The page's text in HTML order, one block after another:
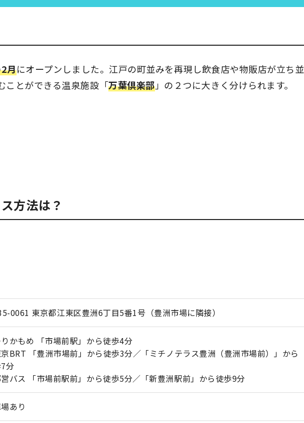
月にオープンしました。江戸の町並みを再現し飲食店や物販店が立ち並
ことができる温泉施設「万葉倶楽部」の２つに大きく分けられます。
方法は？
0061 東京都江東区豊洲6丁目5番1号（豊洲市場に隣接）
りかもめ 「市場前駅」から徒歩4分
京BRT 「豊洲市場前」から徒歩3分／「ミチノテラス豊洲（豊洲市場前）」から
分
営バス 「市場前駅前」から徒歩5分／「新豊洲駅前」から徒歩9分
あり